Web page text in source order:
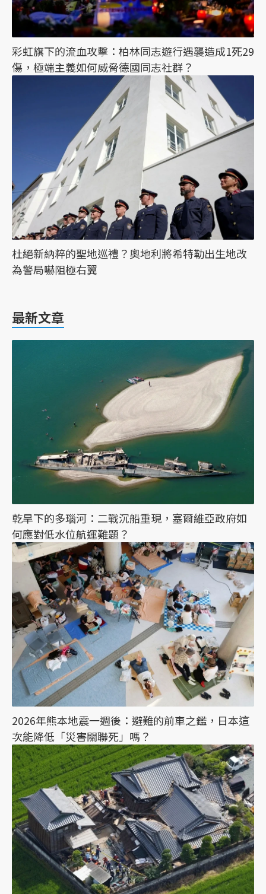
彩虹旗下的流血攻擊：柏林同志遊行遇襲造成1死29
傷，極端主義如何威脅德國同志社群？
杜絕新納粹的聖地巡禮？奧地利將希特勒出生地改
為警局嚇阻極右翼
最新文章
乾旱下的多瑙河：二戰沉船重現，塞爾維亞政府如
何應對低水位航運難題？
2026年熊本地震一週後：避難的前車之鑑，日本這
次能降低「災害關聯死」嗎？